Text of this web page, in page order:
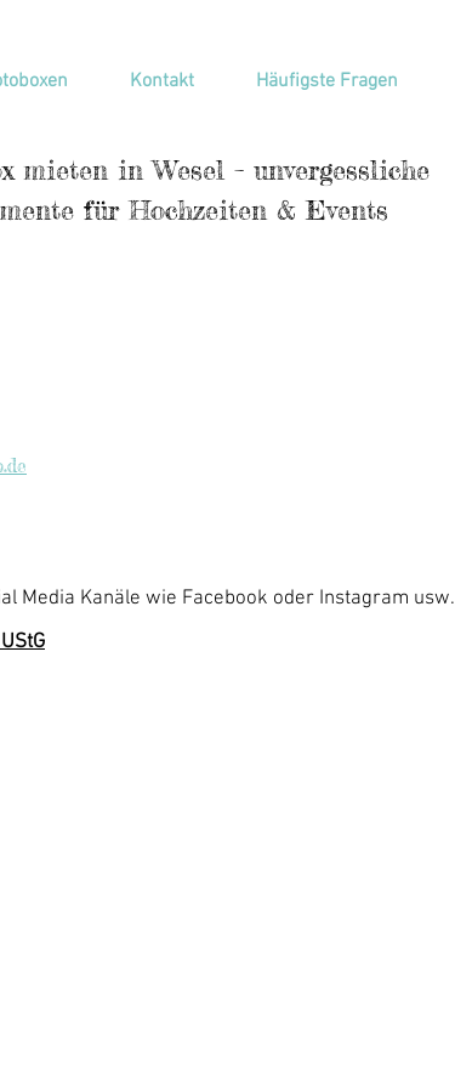
Kontakt Häufigste Fragen
mieten in Wesel – unvergessliche
für Hochzeiten & Events
Media Kanäle wie Facebook oder Instagram usw.